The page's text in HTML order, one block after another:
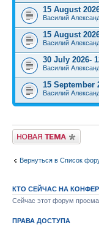
15 August
Василий
15 August
Василий
30 July 2026-
Василий
15 September
Василий
Новая тема
Вернуться в Список
КТО СЕЙЧАС НА
Сейчас этот форум
ПРАВА ДОСТУПА